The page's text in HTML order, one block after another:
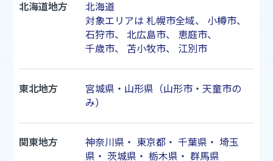
北海道地方
北海道
対象エリアは 札幌市全域、 小樽市、
石狩市、 北広島市、 恵庭市、
千歳市、 苫小牧市、 江別市
東北地方
宮城県・山形県（山形市・天童市の
み）
関東地方 神奈川県 ・ 東京都・ 千葉県 ・ 埼玉
県 ・ 茨城県 ・ 栃木県 ・ 群馬県